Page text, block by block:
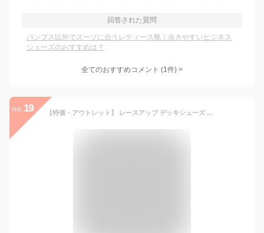
回答された質問
パンプス以外でスーツに合うレディース靴｜歩きやすいビジネス
シューズのおすすめは？
全てのおすすめコメント (1件) >
no. 19 【特価・アウトレット】 レースアップ デッキシューズ カジュアルシューズ スニーカー タウンシューズ ビジネスシューズ ブラック ホワイト メンズ レディース 男女兼用 22.5 23.0 23.5 24.0 24.5 25.0 25.5 26.0 26.5 27.0 27.5 28.0 aw_21108 【あす楽対応】